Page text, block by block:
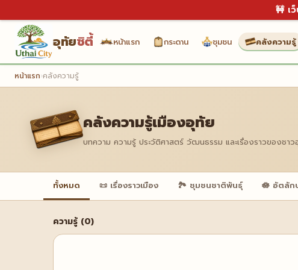
🚧 เ
อุทัยซิตี้ หน้าแรก กระดาน ชุมชน คลังความรู้
หน้าแรก›คลังความรู้
คลังความรู้เมืองอุทัย
บทความ ความรู้ ประวัติศาสตร์ วัฒนธรรม และเรื่องราวของชาว
ทั้งหมด 📜 เรื่องราวเมือง 🏞️ ชุมชนชาติพันธุ์ 🪷 อัตลั
ความรู้ (0)